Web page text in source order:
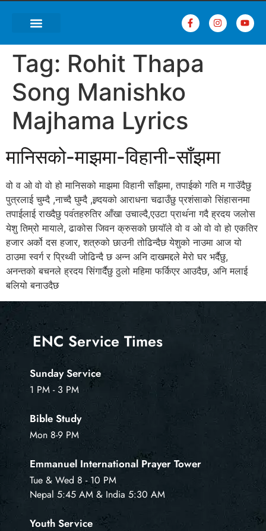
Tag: Rohit Thapa
Song Manishko
Majhama Lyrics
मानिसको-माझमा-विहानी-साँझमा
वो व ओ वो वो हो मानिसको माझमा विहानी साँझमा, तपाईको गति म गाउॅदैछु
पुत्रलाई चुम्दै ,नाच्दै घुम्दै ,ह्र्दयको आराधना चढाउँछु प्रशंसाको सिंहासनमा
तपाईलाई राख्दैछु पव॔तहरुतिर आँखा उचाल्दै,एउटा प्राथ॔ना गदै ह्रदय जलोस
येशु तिम्रो मायाले, ढाकोस जिवन क्रुसको छायाॅले वो व ओ वो वो हो एकतिर
हजार अर्को दस हजार, शत्रुको छाउनी तोढिन्दैछ येशुको नाउमा आज यो
ठाउमा स्वर्ग र प्रिथ्वी जोढिन्दै छ अन्न अनि दाखमद्दले मेरो घर भर्दैछु,
अनन्तको बचनले ह्रदय सिंगार्दैछु ठुलो महिमा फर्किएर आउदैछ, अनि मलाई
बलियो बनाउदैछ
ENC Service Times
Sunday Service
1 PM - 3 PM
Bible Study
Mon 8-9 PM
Emmanuel International Prayer Tower
Tue & Wed 8 - 10 PM
Nepal 5:45 AM & India 5:30 AM
Youth Service